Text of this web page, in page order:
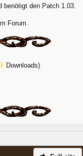
benötigt den Patch 1.03.
Forum.
Downloads)